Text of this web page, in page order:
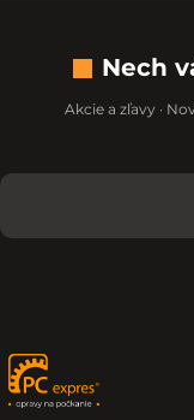
Nech
Akcie a zľavy ·
Zápätie